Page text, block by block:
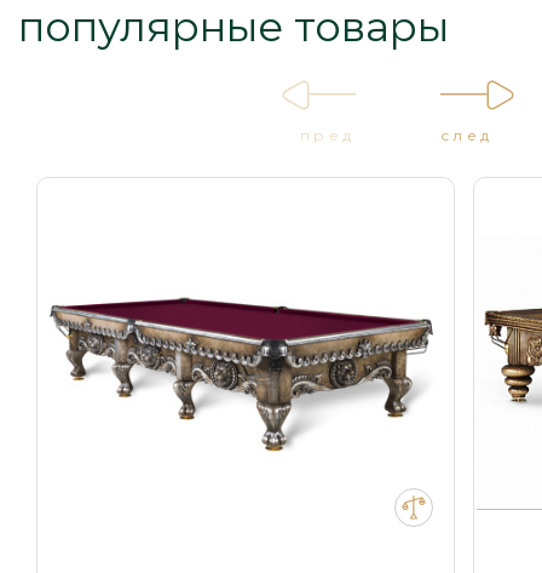
популярные товары
пред след